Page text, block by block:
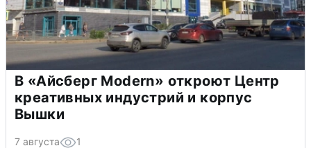
В «Айсберг Modern» откроют Центр
креативных индустрий и корпус
Вышки
7 августа 1